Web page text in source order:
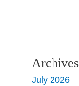
Archives
July 2026